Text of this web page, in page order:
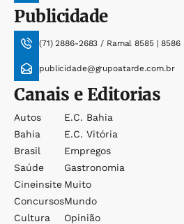
Publicidade
(71) 2886-2683 / Ramal 8585 | 8586
publicidade@grupoatarde.com.br
Canais e Editorias
Autos
Bahia
Brasil
Saúde
Cineinsite
Concursos
Cultura
E.c. Bahia
E.c. Vitória
Empregos
Gastronomia
Muito
Mundo
Opinião